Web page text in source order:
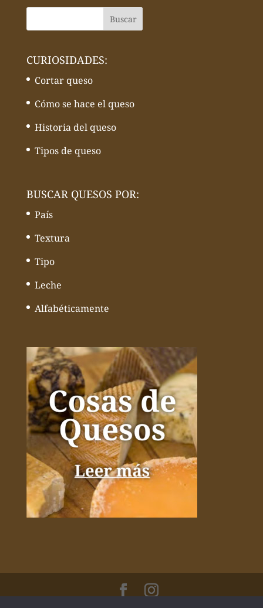
CURIOSIDADES:
Cortar queso
Cómo se hace el queso
Historia del queso
Tipos de queso
BUSCAR QUESOS POR:
País
Textura
Tipo
Leche
Alfabéticamente